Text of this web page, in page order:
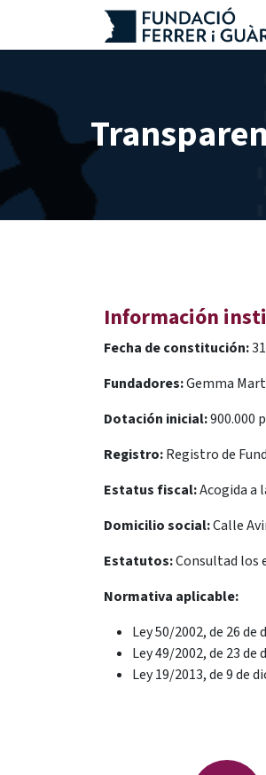
Información
Fecha de constitución:
Fundadores:Gemma
Dotación inicial:900.000
Registro:Registro de
Estatus fiscal:Acogida a
Domicilio social:Calle
Estatutos:Consultad los
Normativa aplicable:
Ley 50/2002, de 26
Ley 49/2002, de 23
Ley 19/2013, de 9 de